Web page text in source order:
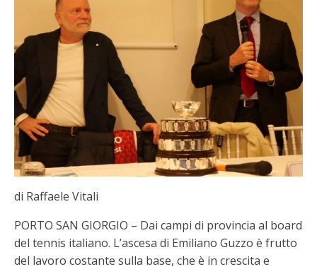
di Raffaele Vitali
PORTO SAN GIORGIO – Dai campi di provincia al board
del tennis italiano. L’ascesa di Emiliano Guzzo è frutto
del lavoro costante sulla base, che è in crescita e